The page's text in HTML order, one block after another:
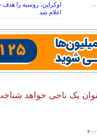
اوکراین، روسیه را
اعلام شد
یک ناجی خواهد